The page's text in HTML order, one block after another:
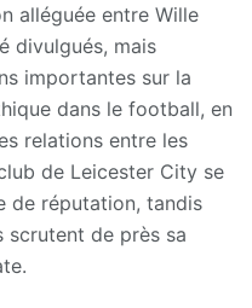
alléguée entre Wille
divulgués, mais
importantes sur la
dans le football, en
relations entre les
de Leicester City se
de réputation, tandis
scrutent de près sa